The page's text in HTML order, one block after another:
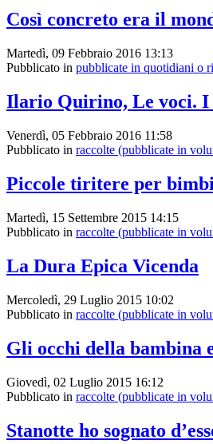
Così concreto era il
Martedì, 09 Febbraio 2016 13:13
Pubblicato in pubblicate in quotidiani o
Ilario Quirino, Le voci. I
Venerdì, 05 Febbraio 2016 11:58
Pubblicato in raccolte (pubblicate in
Piccole tiritere per
Martedì, 15 Settembre 2015 14:15
Pubblicato in raccolte (pubblicate in
La Dura Epica Vicenda
Mercoledì, 29 Luglio 2015 10:02
Pubblicato in raccolte (pubblicate in
Gli occhi della bambina
Giovedì, 02 Luglio 2015 16:12
Pubblicato in raccolte (pubblicate in
Stanotte ho sognato